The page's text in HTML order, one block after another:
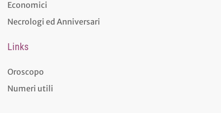
Economici
Necrologi ed Anniversari
Links
Oroscopo
Numeri utili